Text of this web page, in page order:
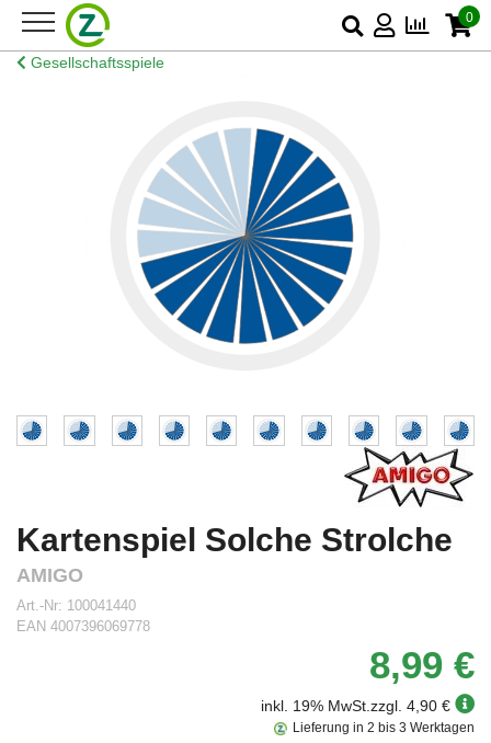
0
Gesellschaftsspiele
Kartenspiel Solche Strolche
AMIGO
Art.-Nr: 100041440
EAN 4007396069778
8,99 €
inkl. 19% MwSt.zzgl. 4,90 €
Lieferung in 2 bis 3 Werktagen